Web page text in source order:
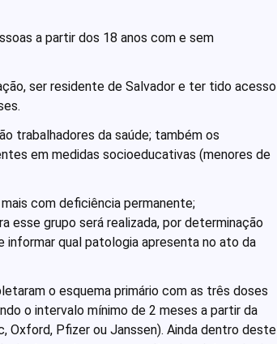
a partir dos 18 anos com e sem
ser residente de Salvador e ter tido acesso
trabalhadores da saúde; também os
em medidas socioeducativas (menores de
com deficiência permanente;
esse grupo será realizada, por determinação
informar qual patologia apresenta no ato da
o esquema primário com as três doses
o intervalo mínimo de 2 meses a partir da
Oxford, Pfizer ou Janssen). Ainda dentro deste